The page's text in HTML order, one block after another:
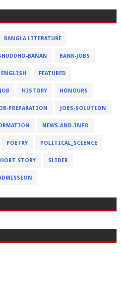
BANGLA LITERATURE
BANAN BANK-JOBS
ENGLISH FEATURED
HISTORY HONOURS
PREPARATION JOBS-SOLUTION
NEWS-AND-INFO
POETRY POLITICAL_SCIENCE
STORY SLIDER